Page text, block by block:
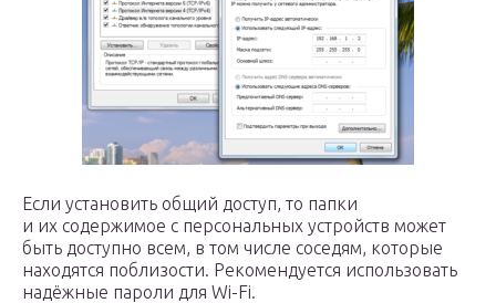
Если установить общий доступ, то папки
и их содержимое с персональных устройств может
быть доступно всем, в том числе соседям, которые
находятся поблизости. Рекомендуется использовать
надёжные пароли для Wi-Fi.